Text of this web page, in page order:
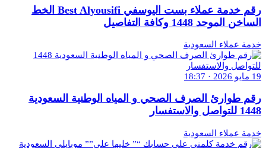
رقم خدمة عملاء بست اليوسفي Best Alyousifi الخط
الساخن الموحد 1448 وكافة التفاصيل
خدمة عملاء السعودية
19 مايو 2026 · 18:37
رقم طوارئ الصرف الصحي و المياه الوطنية السعودية
1448 للتواصل والاستفسار
خدمة عملاء السعودية